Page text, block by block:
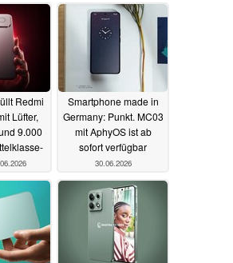
Redmi
Lüfter,
9.000
Smartphone made in
Germany: Punkt. MC03
mit AphyOS ist ab
sofort verfügbar
30.06.2026